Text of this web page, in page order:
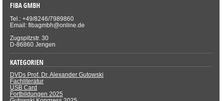
FIBA GMBH
Tel.: +49/8246/7989860
Email: fibagmbh@online.de
Zugspitzstr. 30
D-86860 Jengen
KATEGORIEN
DVDs Prof. Dr. Alexander Gutowski
Fachliteratur
USB Card
Fortbildungen 2025